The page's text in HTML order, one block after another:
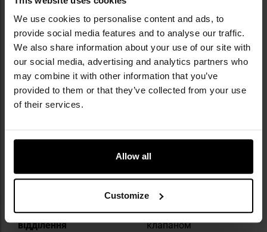
We use cookies to personalise content and ads, to
provide social media features and to analyse our traffic.
We also share information about your use of our site with
our social media, advertising and analytics partners who
may combine it with other information that you’ve
provided to them or that they’ve collected from your use
of their services.
Allow all
Customize
потреб професіоналів і мінливих умов поля
бою. Такі продукти, як популярні жилети
Spitfire чи рюкзаки Halifax, вирізняються
ергономікою, увагою до деталей і
використанням міцних матеріалів.
ТЕХНІЧНІ ДАНІ
Застібка основного
відділення
Застібається
клапаном